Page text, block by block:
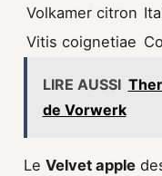
Volkamer citron
Vitis coignetiae
LIRE AUSSI
de Vorwerk
Le Velvet apple